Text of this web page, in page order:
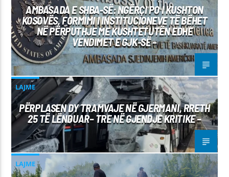
AMBASADA E SHBA-SË: NGËRÇI PO I KUSHTON
KOSOVËS, FORMIMI I INSTITUCIONEVE TË BËHET
NË PËRPUTHJE ME KUSHTETUTËN EDHE
VENDIMET E GJK-SË –
LAJME
PËRPLASEN DY TRAMVAJE NË GJERMANI, RRETH
25 TË LËNDUAR– TRE NË GJENDJE KRITIKE –
LAJME